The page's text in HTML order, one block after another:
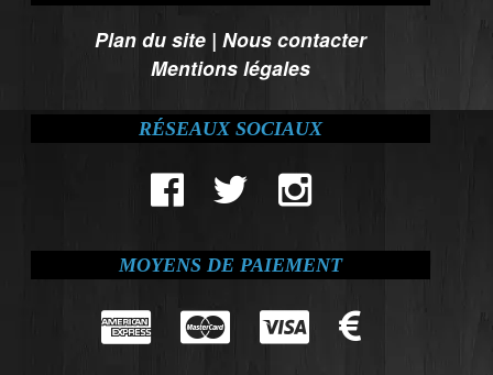
Plan du site |Nous contacter
Mentions légales
RÉSEAUX SOCIAUX
MOYENS DE PAIEMENT